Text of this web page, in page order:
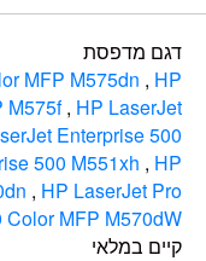
דגם מדפסת
MFP M575dn‎ , HP
M575f‎ , HP LaserJet
Enterprise 500
500 M551xh , HP
, HP LaserJet Pro
Color MFP M570dW
קיים במלאי